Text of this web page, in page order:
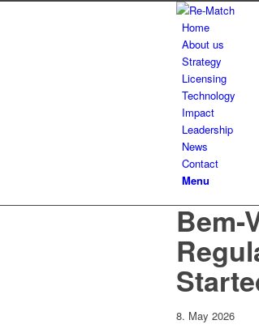
Home
About us
Strategy
Licensing
Technology
Impact
Leadership
News
Contact
Menu
Bem-
8. May 2026